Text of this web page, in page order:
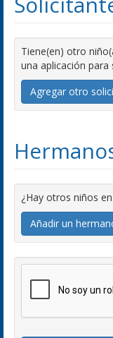
Tiene(en) otro
una aplicación para
Agregar otro
¿Hay otros niños
Añadir un